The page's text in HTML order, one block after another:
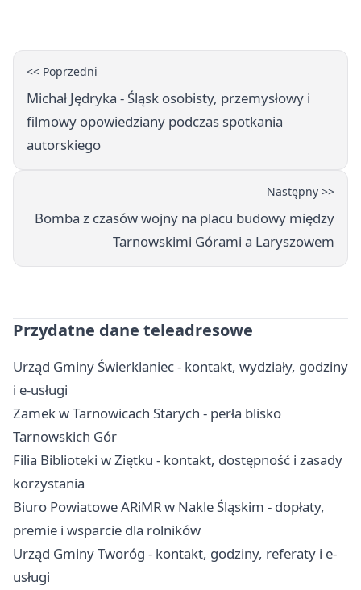
<< Poprzedni
Michał Jędryka - Śląsk osobisty, przemysłowy i
filmowy opowiedziany podczas spotkania
autorskiego
Następny >>
Bomba z czasów wojny na placu budowy między
Tarnowskimi Górami a Laryszowem
Przydatne dane teleadresowe
Urząd Gminy Świerklaniec - kontakt, wydziały, godziny
i e-usługi
Zamek w Tarnowicach Starych - perła blisko
Tarnowskich Gór
Filia Biblioteki w Ziętku - kontakt, dostępność i zasady
korzystania
Biuro Powiatowe ARiMR w Nakle Śląskim - dopłaty,
premie i wsparcie dla rolników
Urząd Gminy Tworóg - kontakt, godziny, referaty i e-
usługi